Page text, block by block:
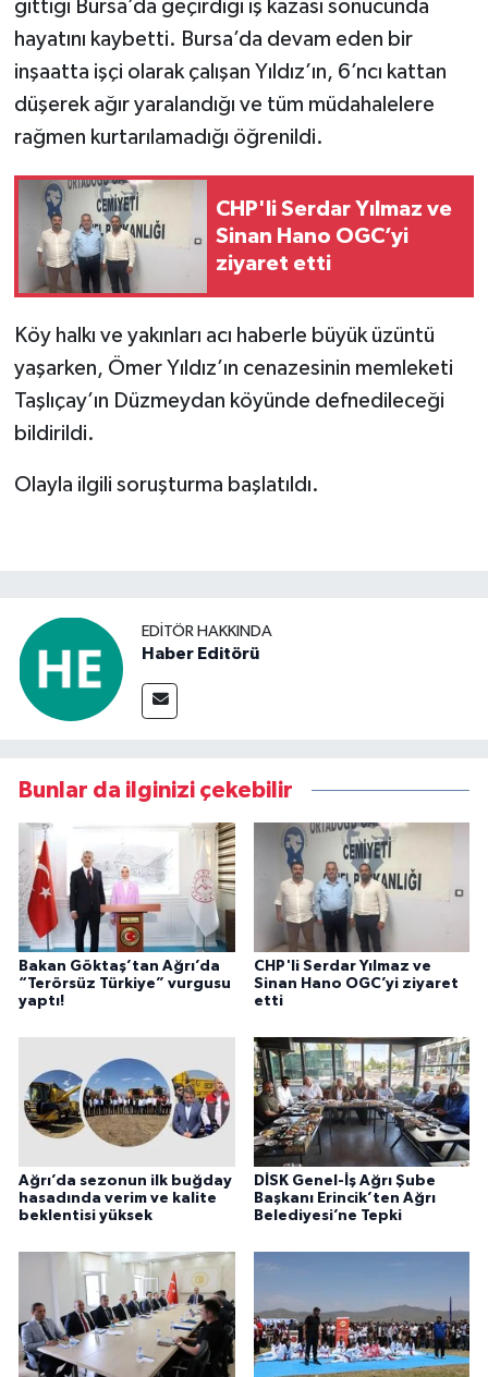
gittiği Bursa’da geçirdiği iş kazası sonucunda
hayatını kaybetti. Bursa’da devam eden bir
inşaatta işçi olarak çalışan Yıldız’ın, 6’ncı kattan
düşerek ağır yaralandığı ve tüm müdahalelere
rağmen kurtarılamadığı öğrenildi.
CHP'li Serdar Yılmaz ve
Sinan Hano OGC’yi
ziyaret etti
Köy halkı ve yakınları acı haberle büyük üzüntü
yaşarken, Ömer Yıldız’ın cenazesinin memleketi
Taşlıçay’ın Düzmeydan köyünde defnedileceği
bildirildi.
Olayla ilgili soruşturma başlatıldı.
EDITÖR HAKKINDA
Haber Editörü
Bunlar da ilginizi çekebilir
Bakan Göktaş’tan Ağrı’da
“Terörsüz Türkiye” vurgusu
yaptı!
CHP'li Serdar Yılmaz ve
Sinan Hano OGC’yi ziyaret
etti
Ağrı’da sezonun ilk buğday
hasadında verim ve kalite
beklentisi yüksek
DİSK Genel-İş Ağrı Şube
Başkanı Erincik’ten Ağrı
Belediyesi’ne Tepki